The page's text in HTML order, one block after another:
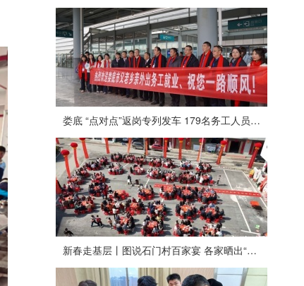
娄底 “点对点”返岗专列发车 179名务工人员免费赴沪
新春走基层丨图说石门村百家宴 各家晒出“拿手菜”